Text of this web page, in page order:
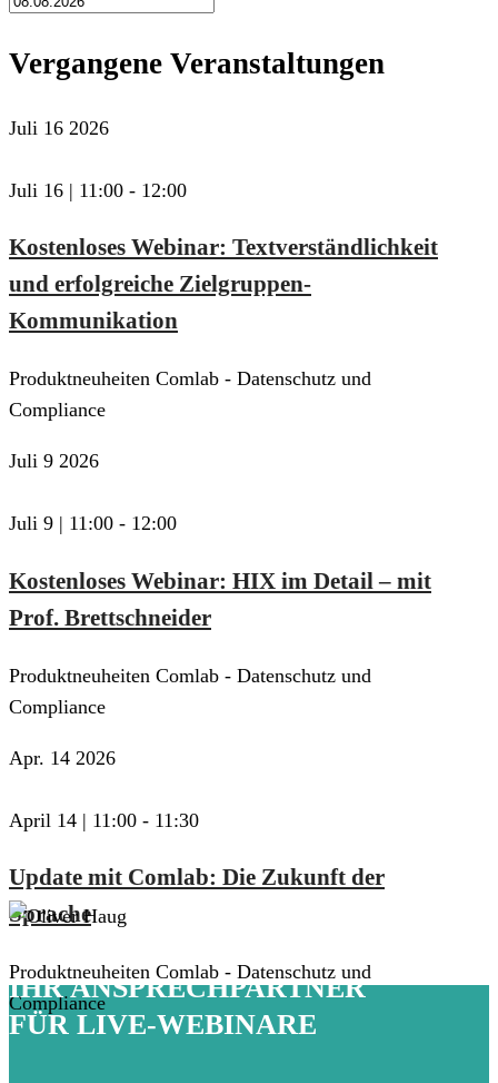
Vergangene Veranstaltungen
Juli 16 2026
Juli 16 | 11:00 - 12:00
Kostenloses Webinar: Textverständlichkeit
und erfolgreiche Zielgruppen-
Kommunikation
Produktneuheiten Comlab - Datenschutz und
Compliance
Juli 9 2026
Juli 9 | 11:00 - 12:00
Kostenloses Webinar: HIX im Detail – mit
Prof. Brettschneider
Produktneuheiten Comlab - Datenschutz und
Compliance
Apr. 14 2026
April 14 | 11:00 - 11:30
Update mit Comlab: Die Zukunft der
Sprache
Produktneuheiten Comlab - Datenschutz und
Compliance
IHR ANSPRECHPARTNER
FÜR LIVE-WEBINARE